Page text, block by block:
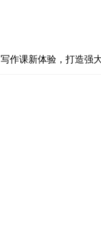
写作课新体验，打造强